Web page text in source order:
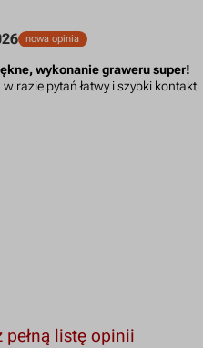
nowa opinia
wykonanie graweru super!
razie pytań łatwy i szybki kontakt
pełną listę opinii